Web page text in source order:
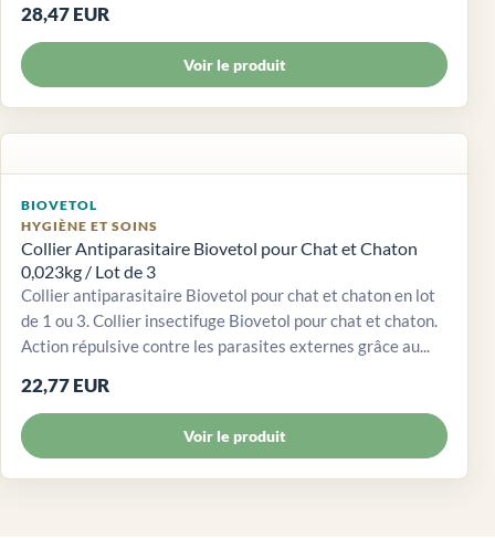
28,47 EUR
Voir le produit
BIOVETOL
HYGIÈNE ET SOINS
Collier Antiparasitaire Biovetol pour Chat et Chaton
0,023kg / Lot de 3
Collier antiparasitaire Biovetol pour chat et chaton en lot
de 1 ou 3. Collier insectifuge Biovetol pour chat et chaton.
Action répulsive contre les parasites externes grâce au...
22,77 EUR
Voir le produit